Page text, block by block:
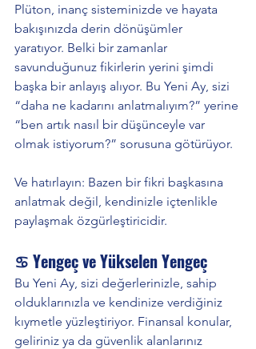
Plüton, inanç sisteminizde ve hayata
bakışınızda derin dönüşümler
yaratıyor. Belki bir zamanlar
savunduğunuz fikirlerin yerini şimdi
başka bir anlayış alıyor. Bu Yeni Ay, sizi
“daha ne kadarını anlatmalıyım?” yerine
“ben artık nasıl bir düşünceyle var
olmak istiyorum?” sorusuna götürüyor.
Ve hatırlayın: Bazen bir fikri başkasına
anlatmak değil, kendinizle içtenlikle
paylaşmak özgürleştiricidir.
♋ Yengeç ve Yükselen Yengeç
Bu Yeni Ay, sizi değerlerinizle, sahip
olduklarınızla ve kendinize verdiğiniz
kıymetle yüzleştiriyor. Finansal konular,
geliriniz ya da güvenlik alanlarınız